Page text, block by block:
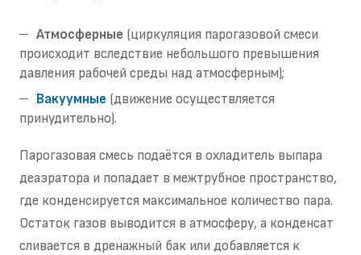
Атмосферные (циркуляция парогазовой смеси
происходит вследствие небольшого превышения
давления рабочей среды над атмосферным);
Вакуумные (движение осуществляется
принудительно).
Парогазовая смесь подаётся в охладитель выпара
деаэратора и попадает в межтрубное пространство,
где конденсируется максимальное количество пара.
Остаток газов выводится в атмосферу, а конденсат
сливается в дренажный бак или добавляется к